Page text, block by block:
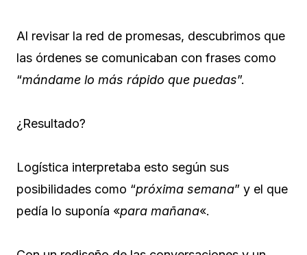
Al revisar la red de promesas, descubrimos que
las órdenes se comunicaban con frases como
“mándame lo más rápido que puedas”.
¿Resultado?
Logística interpretaba esto según sus
posibilidades como “próxima semana” y el que
pedía lo suponía «para mañana«.